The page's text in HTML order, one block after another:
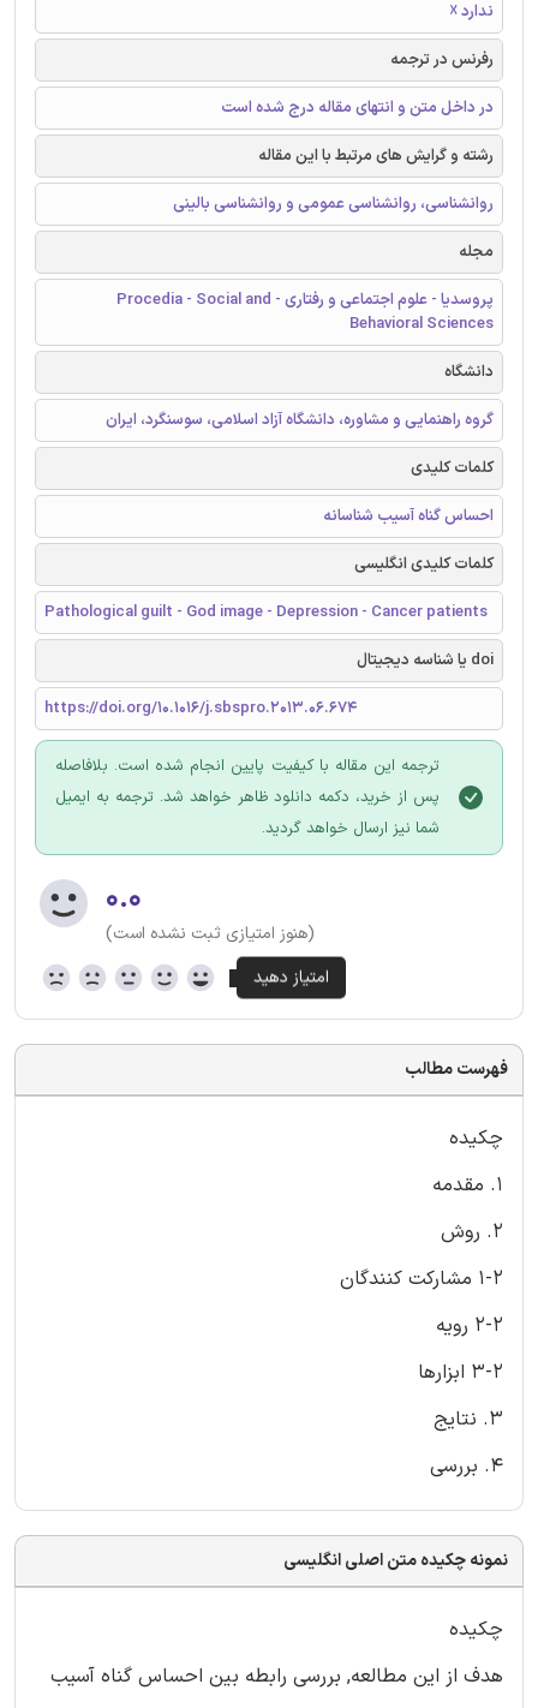
ندارد ☓
رفرنس در ترجمه
در داخل متن و انتهای مقاله درج شده است
رشته و گرایش های مرتبط با این مقاله
روانشناسی، روانشناسی عمومی و روانشناسی بالینی
مجله
پروسدیا - علوم اجتماعی و رفتاری - Procedia - Social and
Behavioral Sciences
دانشگاه
گروه راهنمایی و مشاوره، دانشگاه آزاد اسلامی، سوسنگرد، ايران
کلمات کلیدی
احساس گناه آسیب شناسانه
کلمات کلیدی انگلیسی
Pathological guilt - God image - Depression - Cancer patients
doi یا شناسه دیجیتال
https://doi.org/10.1016/j.sbspro.2013.06.674
ترجمه این مقاله با کیفیت پایین انجام شده است. بلافاصله
پس از خرید، دکمه دانلود ظاهر خواهد شد. ترجمه به ایمیل
شما نیز ارسال خواهد گردید.
۰.۰
(هنوز امتیازی ثبت نشده است)
فهرست مطالب
چکیده
1. مقدمه
2. روش
1-2 مشارکت کنندگان
2-2 رویه
3-2 ابزارها
3. نتایج
4. بررسی
نمونه چکیده متن اصلی انگلیسی
چکیده
هدف از این مطالعه, بررسی رابطه بین احساس گناه آسیب